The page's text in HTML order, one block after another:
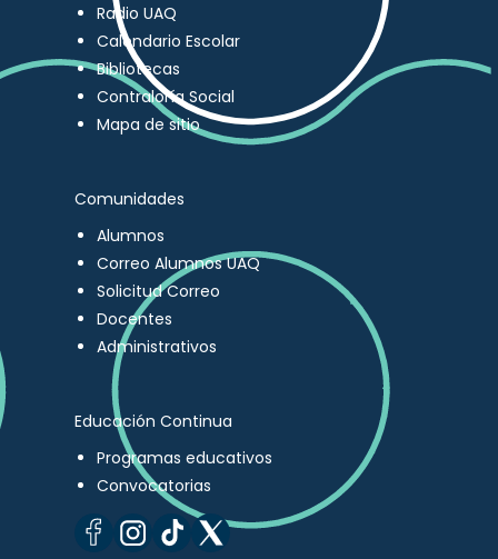
Radio UAQ
Calendario Escolar
Bibliotecas
Contraloría Social
Mapa de sitio
Comunidades
Alumnos
Correo Alumnos UAQ
Solicitud Correo
Docentes
Administrativos
Educación Continua
Programas educativos
Convocatorias